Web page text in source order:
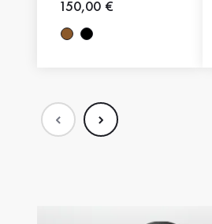
Nuovo prezzo
150,00 €